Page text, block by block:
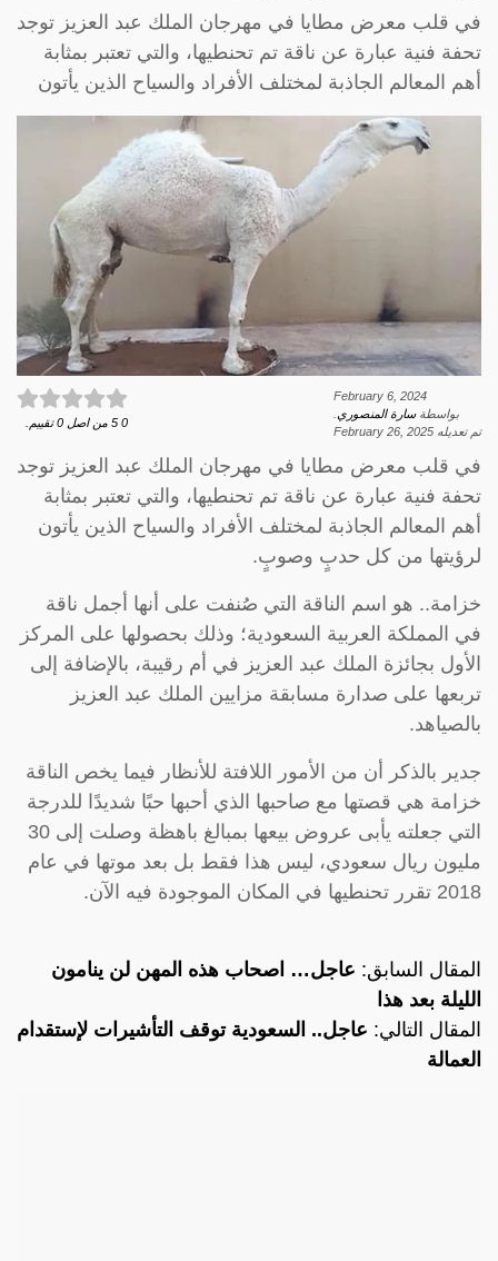
في قلب معرض مطايا في مهرجان الملك عبد العزيز توجد
تحفة فنية عبارة عن ناقة تم تحنطيها، والتي تعتبر بمثابة
أهم المعالم الجاذبة لمختلف الأفراد والسياح الذين يأتون
February 6, 2024
بواسطةسارة المنصوري
تم تعديله February 26, 2025
0
5 من اصل 0 تقييم.
في قلب معرض مطايا في مهرجان الملك عبد العزيز توجد
تحفة فنية عبارة عن ناقة تم تحنطيها، والتي تعتبر بمثابة
أهم المعالم الجاذبة لمختلف الأفراد والسياح الذين يأتون
لرؤيتها من كل حدبٍ وصوبٍ.
خزامة.. هو اسم الناقة التي صُنفت على أنها أجمل ناقة
في المملكة العربية السعودية؛ وذلك بحصولها على المركز
الأول بجائزة الملك عبد العزيز في أم رقيبة، بالإضافة إلى
تربعها على صدارة مسابقة مزايين الملك عبد العزيز
بالصياهد.
جدير بالذكر أن من الأمور اللافتة للأنظار فيما يخص الناقة
خزامة هي قصتها مع صاحبها الذي أحبها حبًا شديدًا للدرجة
التي جعلته يأبى عروض بيعها بمبالغ باهظة وصلت إلى 30
مليون ريال سعودي، ليس هذا فقط بل بعد موتها في عام
2018 تقرر تحنطيها في المكان الموجودة فيه الآن.
المقال السابق: عاجل… اصحاب هذه المهن لن ينامون
الليلة بعد هذا
المقال التالي: عاجل.. السعودية توقف التأشيرات لإستقدام
العمالة